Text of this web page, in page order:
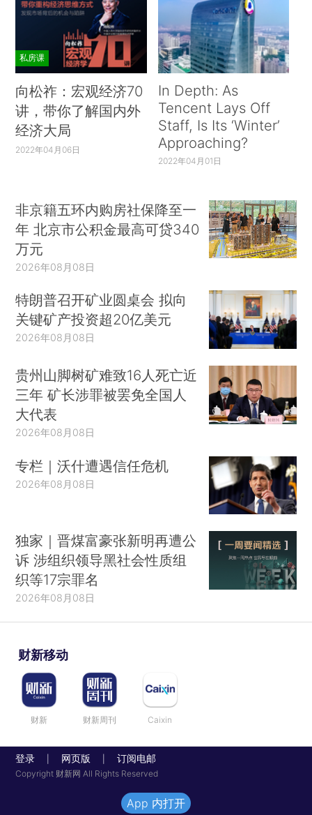
私房课
向松祚：宏观经济70
讲，带你了解国内外
经济大局
2022年04月06日
In Depth: As
Tencent Lays Off
Staff, Is Its ‘Winter’
Approaching?
2022年04月01日
非京籍五环内购房社保降至一
年 北京市公积金最高可贷340
万元
2026年08月08日
特朗普召开矿业圆桌会 拟向
关键矿产投资超20亿美元
2026年08月08日
贵州山脚树矿难致16人死亡近
三年 矿长涉罪被罢免全国人
大代表
2026年08月08日
专栏｜沃什遭遇信任危机
2026年08月08日
独家｜晋煤富豪张新明再遭公
诉 涉组织领导黑社会性质组
织等17宗罪名
2026年08月08日
财新移动
财新 财新周刊 Caixin
登录 网页版 订阅电邮
Copyright 财新网 All Rights Reserved
App 内打开